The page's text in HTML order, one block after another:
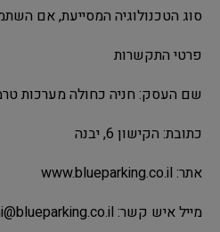
סוג הטכנולוגיה המסייעת, אם
פרטי התקשרות
שם העסק: חניה כחולה מערכות
כתובת: הקישון 6, יבנה
אתר: www.blueparking.co.il
מייל איש קשר: